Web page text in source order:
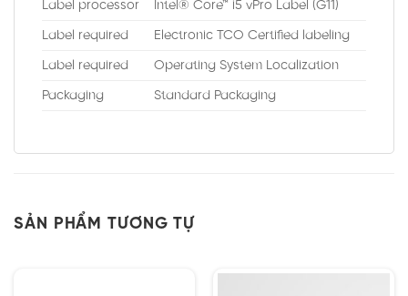
Label processor Intel® Core™ i5 vPro Label (G11)
Label required Electronic TCO Certified labeling
Label required Operating System Localization
Packaging Standard Packaging
SẢN PHẨM TƯƠNG TỰ